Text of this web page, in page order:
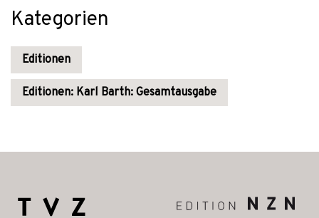
Kategorien
Editionen
Editionen: Karl Barth: Gesamtausgabe